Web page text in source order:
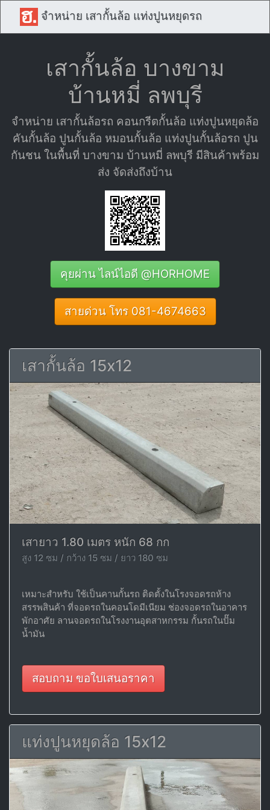
จำหน่าย เสากั้นล้อ แท่งปูนหยุดรถ
เสากั้นล้อ บางขาม
บ้านหมี่ ลพบุรี
จำหน่าย เสากั้นล้อรถ คอนกรีตกั้นล้อ แท่งปูนหยุดล้อ
คันกั้นล้อ ปูนกั้นล้อ หมอนกั้นล้อ แท่งปูนกั้นล้อรถ ปูน
กันชน ในพื้นที่ บางขาม บ้านหมี่ ลพบุรี มีสินค้าพร้อม
ส่ง จัดส่งถึงบ้าน
คุยผ่าน ไลน์ไอดี @HORHOME
สายด่วน โทร 081-4674663
เสากั้นล้อ 15x12
เสายาว 1.80 เมตร หนัก 68 กก
สูง 12 ซม / กว้าง 15 ซม / ยาว 180 ซม
เหมาะสำหรับ ใช้เป็นคานกั้นรถ ติดตั้งในโรงจอดรถห้าง
สรรพสินค้า ที่จอดรถในคอนโดมีเนียม ช่องจอดรถในอาคาร
พักอาศัย ลานจอดรถในโรงงานอุตสาหกรรม กั้นรถในปั๊ม
น้ำมัน
สอบถาม ขอใบเสนอราคา
แท่งปูนหยุดล้อ 15x12